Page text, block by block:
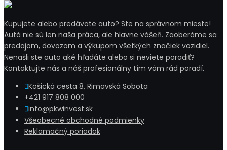
Kupujete alebo predávate auto? Ste na správnom mieste!
Autá nie sú len naša práca, ale hlavne vášeň. Zaoberáme sa
predajom, dovozom a výkupom všetkých značiek vozidiel.
Nenašli ste auto aké hľadáte alebo si neviete poradiť?
Kontaktujte nás a náš profesionálny tím vám rád poradí.
Košická cesta 8, Rimavská Sobota
+421 917 808 000
info@pkwinvest.sk
Všeobecné obchodné podmienky
Reklamačný poriadok